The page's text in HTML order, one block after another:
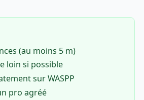
(au moins 5 m)
loin si possible
sur WASPP
pro agréé